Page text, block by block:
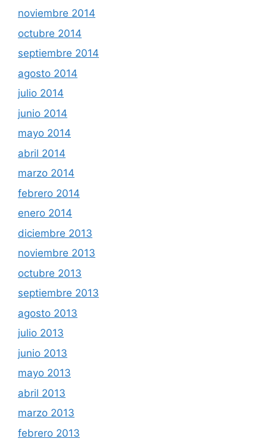
noviembre 2014
octubre 2014
septiembre 2014
agosto 2014
julio 2014
junio 2014
mayo 2014
abril 2014
marzo 2014
febrero 2014
enero 2014
diciembre 2013
noviembre 2013
octubre 2013
septiembre 2013
agosto 2013
julio 2013
junio 2013
mayo 2013
abril 2013
marzo 2013
febrero 2013